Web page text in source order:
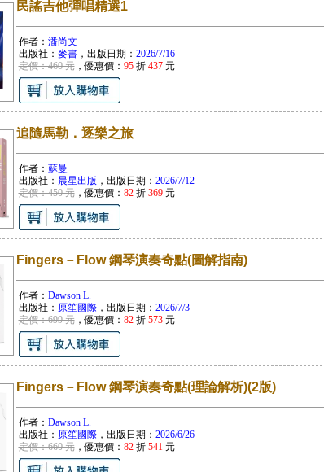
民謠吉他彈唱精選1
作者： 潘尚文
出版社： 麥書，出版日期： 2026/7/16
定價：460 元，優惠價： 95折 437元
追隨馬勒．逐樂之旅
作者： 蘇曼
出版社： 晨星出版 ，出版日期： 2026/7/12
定價：450 元，優惠價： 82折 369元
Fingers－Flow 鋼琴演奏奇點(圖解指南)
作者： Dawson L.
出版社： 原笙國際，出版日期： 2026/7/3
定價：699 元，優惠價： 82折 573元
Fingers－Flow 鋼琴演奏奇點(理論解析)(2版)
作者： Dawson L.
出版社： 原笙國際，出版日期： 2026/6/26
定價：660 元，優惠價： 82折 541元